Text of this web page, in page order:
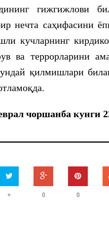
гижгижлови
нечта саҳифасини
кучларнинг
ва террорларини
қилмишлари
чоршанба кунги
+ 0 0